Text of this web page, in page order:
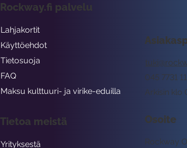
Arkisin klo
045 7731
Osoite
Rockway
Rockway.fi palvelu
Lahjakortit
Käyttöehdot
Tietosuoja
FAQ
Maksu kulttuuri- ja virike-eduilla
Tietoa meistä
Yrityksestä